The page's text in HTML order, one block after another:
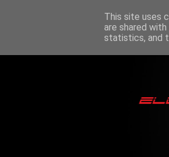
This site uses
are shared
statistics, and